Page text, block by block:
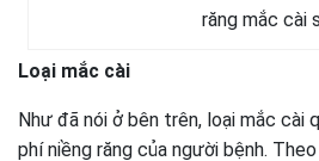
răng mắc cài
Loại mắc cài
Như đã nói ở bên trên, loại mắc cài
phí niềng răng của người bệnh.